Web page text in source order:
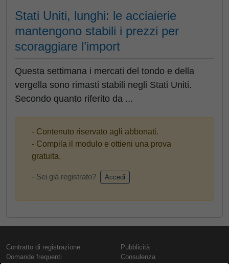
Stati Uniti, lunghi: le acciaierie
mantengono stabili i prezzi per
scoraggiare l’import
Questa settimana i mercati del tondo e della
vergella sono rimasti stabili negli Stati Uniti.
Secondo quanto riferito da ...
- Contenuto riservato agli abbonati.
- Compila il modulo e ottieni una prova
gratuita.
- Sei già registrato? Accedi
Contratto di registrazione
Domande frequenti
Pubblicità
Consulenza